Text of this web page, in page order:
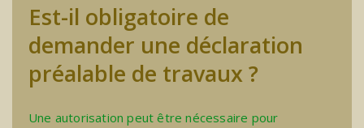
Est-il obligatoire de
demander une déclaration
préalable de travaux ?
Une autorisation peut être nécessaire pour